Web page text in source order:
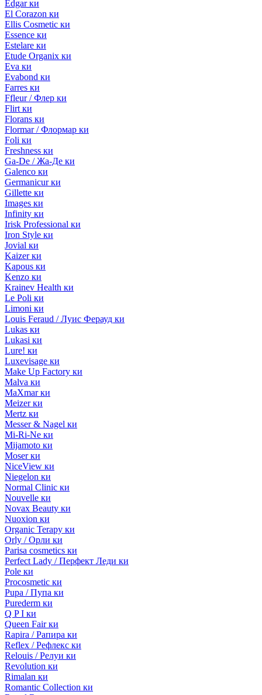
Edgar ки
El Corazon ки
Ellis Cosmetic ки
Essence ки
Estelare ки
Etude Organix ки
Eva ки
Evabond ки
Farres ки
Ffleur / Флер ки
Flirt ки
Florans ки
Flormar / Флормар ки
Foli ки
Freshness ки
Ga-De / Жа-Де ки
Galenco ки
Germanicur ки
Gillette ки
Images ки
Infinity ки
Irisk Professional ки
Iron Style ки
Jovial ки
Kaizer ки
Kapous ки
Kenzo ки
Krainev Health ки
Le Poli ки
Limoni ки
Louis Feraud / Луис Ферауд ки
Lukas ки
Lukasi ки
Lure! ки
Luxevisage ки
Make Up Factory ки
Malva ки
MaXmar ки
Meizer ки
Mertz ки
Messer & Nagel ки
Mi-Ri-Ne ки
Mijamoto ки
Moser ки
NiceView ки
Niegelon ки
Normal Clinic ки
Nouvelle ки
Novax Beauty ки
Nuoxion ки
Organic Terapy ки
Orly / Орли ки
Parisa cosmetics ки
Perfect Lady / Перфект Леди ки
Pole ки
Procosmetic ки
Pupa / Пупа ки
Purederm ки
Q P I ки
Queen Fair ки
Rapira / Рапира ки
Reflex / Рефлекс ки
Relouis / Релуи ки
Revolution ки
Rimalan ки
Romantic Collection ки